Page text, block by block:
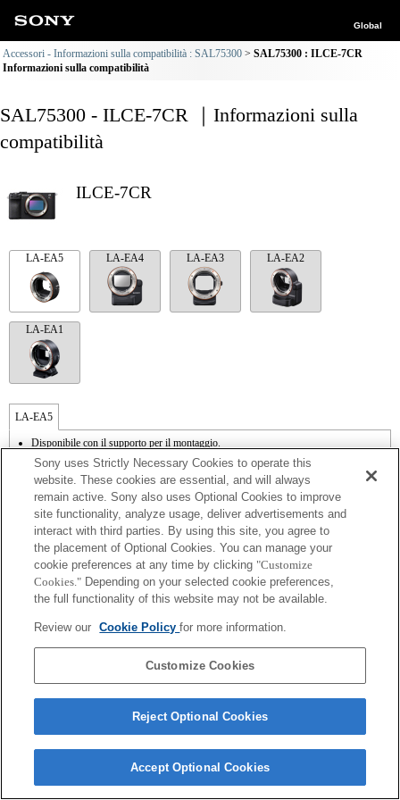
Global
Accessori - Informazioni sulla compatibilità : SAL75300
SAL75300 : ILCE-7CR
Informazioni sulla compatibilità
SAL75300 - ILCE-7CR ｜Informazioni sulla
compatibilità
ILCE-7CR
LA-EA5 LA-EA4 LA-EA3 LA-EA2
LA-EA1
LA-EA5
Disponibile con il supporto per il montaggio.
I rumori dovuti al funzionamento del diaframma vengono registrati dal microfono
interno.
Outside the A (Aperture priority), S (Shutter priority), and M (Manual) modes, the
shutter speed and the aperture can not be adjusted during the movie recording.
La funzione [Lens Comp] (Lens Compensation) non funziona.
Se viene inserito un [obiettivo A-mount] utilizzando il supporto per il montaggio, la
funzione MF assist non si attiva automaticamente quando viene ruotato il regolatore
di messa a fuoco. È possibile ingrandire l'immagine assegnando le funzioni [Focus
Magnifier] o [MF Assist] a qualsiasi tasto dal menu "Custom Key Settings"
(Impostazioni tasti personalizzate).
La selezione di Shutter (Otturatore) tramite tocco non funziona.
difficile mettere a fuoco un soggetto usando questa funzione quando si riprendono
Sony uses Strictly Necessary Cookies to operate this
website. These cookies are essential, and will always
remain active. Sony also uses Optional Cookies to improve
site functionality, analyze usage, deliver advertisements and
interact with third parties. By using this site, you agree to
the placement of Optional Cookies. You can manage your
cookie preferences at any time by clicking "Customize
Cookies." Depending on your selected cookie preferences,
the full functionality of this website may not be available.
Review our Cookie Policyfor more information.
Customize Cookies
Reject Optional Cookies
Accept Optional Cookies